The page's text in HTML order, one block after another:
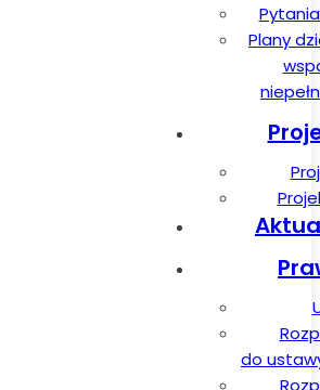
Plany
do